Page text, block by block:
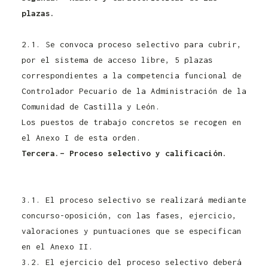
plazas.
2.1. Se convoca proceso selectivo para cubrir,
por el sistema de acceso libre, 5 plazas
correspondientes a la competencia funcional de
Controlador Pecuario de la Administración de la
Comunidad de Castilla y León.
Los puestos de trabajo concretos se recogen en
el Anexo I de esta orden.
Tercera.– Proceso selectivo y calificación.
3.1. El proceso selectivo se realizará mediante
concurso-oposición, con las fases, ejercicio,
valoraciones y puntuaciones que se especifican
en el Anexo II.
3.2. El ejercicio del proceso selectivo deberá